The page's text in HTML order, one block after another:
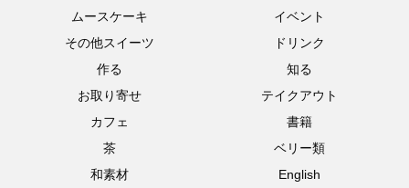
ムースケーキ
イベント
その他スイーツ
ドリンク
作る
知る
お取り寄せ
テイクアウト
カフェ
書籍
茶
ベリー類
和素材
English